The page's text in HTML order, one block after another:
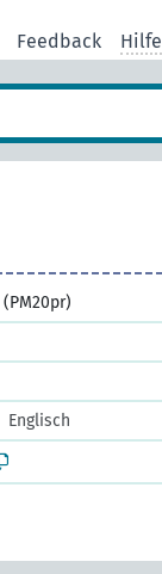
Feedback Hilfe
(PM20pr)
Englisch